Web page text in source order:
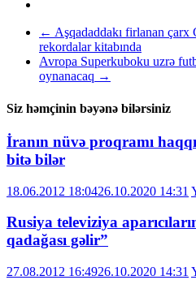
← Aşqadaddakı firlanan çarx
rekordalar kitabında
Avropa Superkuboku uzrə
oynanacaq →
Siz həmçinin bəyənə bilərsiniz
İranın nüvə proqramı
bitə bilər
18.06.2012 18:0426.10.2020 14:31
Rusiya televiziya
qadağası gəlir”
27.08.2012 16:4926.10.2020 14:31